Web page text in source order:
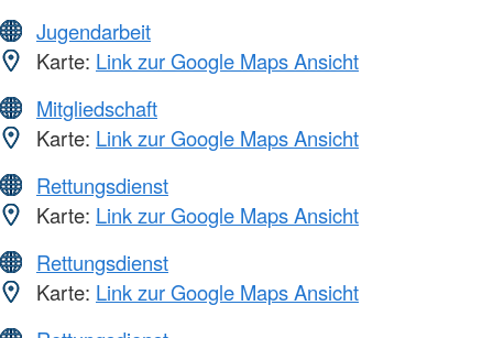
Jugendarbeit
Karte: Link zur Google Maps Ansicht
Mitgliedschaft
Karte: Link zur Google Maps Ansicht
Rettungsdienst
Karte: Link zur Google Maps Ansicht
Rettungsdienst
Karte: Link zur Google Maps Ansicht